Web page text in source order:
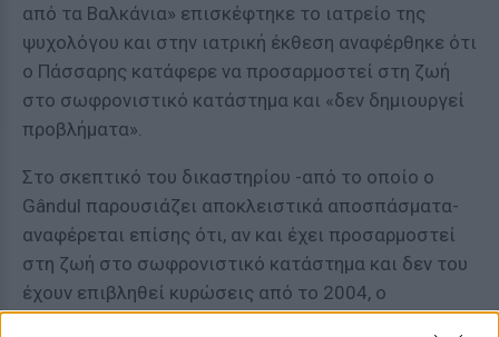
από τα Βαλκάνια» επισκέφτηκε το ιατρείο της
ψυχολόγου και στην ιατρική έκθεση αναφέρθηκε ότι
ο Πάσσαρης κατάφερε να προσαρμοστεί στη ζωή
στο σωφρονιστικό κατάστημα και «δεν δημιουργεί
προβλήματα».
Στο σκεπτικό του δικαστηρίου -από το οποίο ο
Gândul παρουσιάζει αποκλειστικά αποσπάσματα-
αναφέρεται επίσης ότι, αν και έχει προσαρμοστεί
στη ζωή στο σωφρονιστικό κατάστημα και δεν του
έχουν επιβληθεί κυρώσεις από το 2004, ο
εγκληματίας Πάσσαρης , ωστόσο, έχει μια